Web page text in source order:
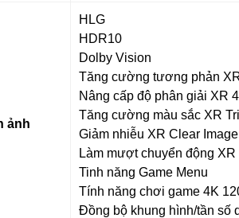
ảnh
HLG
HDR10
Dolby Vision
Tăng cường tương phản
Nâng cấp độ phân giải XR
Tăng cường màu sắc XR
Giảm nhiễu XR Clear Image
Làm mượt chuyển động
Tinh năng Game Menu
Tính năng chơi game 4K
Đồng bộ khung hình/tần số